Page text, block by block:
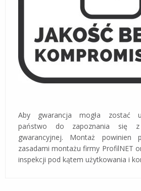
Aby gwarancja mogła zostać
państwo do zapoznania się z
gwarancyjnej. Montaż powinien
zasadami montażu firmy ProfilNET
inspekcji pod kątem użytkowania i